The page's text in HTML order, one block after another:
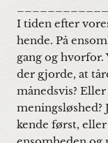
I tiden efter
hende. På
gang og
der gjorde, at
månedsvis?
meningsløshed?
kende først,